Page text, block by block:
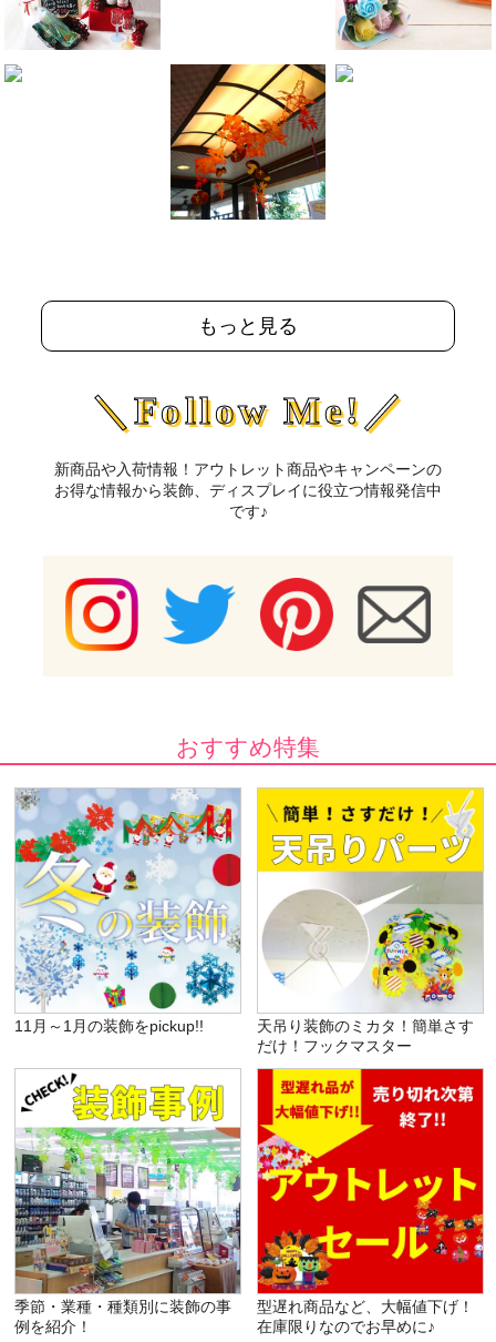
もっと見る
＼Follow Me!／
新商品や入荷情報！アウトレット商品やキャンペーンの
お得な情報から装飾、ディスプレイに役立つ情報発信中
です♪
おすすめ特集
11月～1月の装飾をpickup!!
天吊り装飾のミカタ！簡単さす
だけ！フックマスター
季節・業種・種類別に装飾の事
例を紹介！
型遅れ商品など、大幅値下げ！
在庫限りなのでお早めに♪